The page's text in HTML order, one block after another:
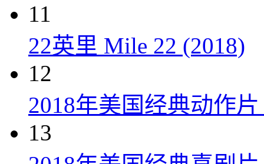
11
22英里 Mile 22 (2018)
12
2018年美国经典动作
13